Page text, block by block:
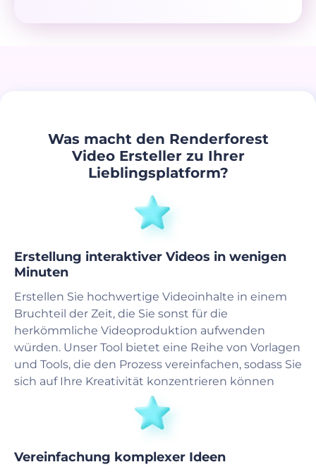
Was macht den Renderforest
Video Ersteller zu Ihrer
Lieblingsplatform?
Erstellung interaktiver Videos in wenigen
Minuten
Erstellen Sie hochwertige Videoinhalte in einem
Bruchteil der Zeit, die Sie sonst für die
herkömmliche Videoproduktion aufwenden
würden. Unser Tool bietet eine Reihe von Vorlagen
und Tools, die den Prozess vereinfachen, sodass Sie
sich auf Ihre Kreativität konzentrieren können
Vereinfachung komplexer Ideen